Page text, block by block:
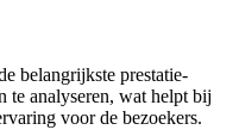
belangrijkste prestatie-
te analyseren, wat helpt bij
voor de bezoekers.